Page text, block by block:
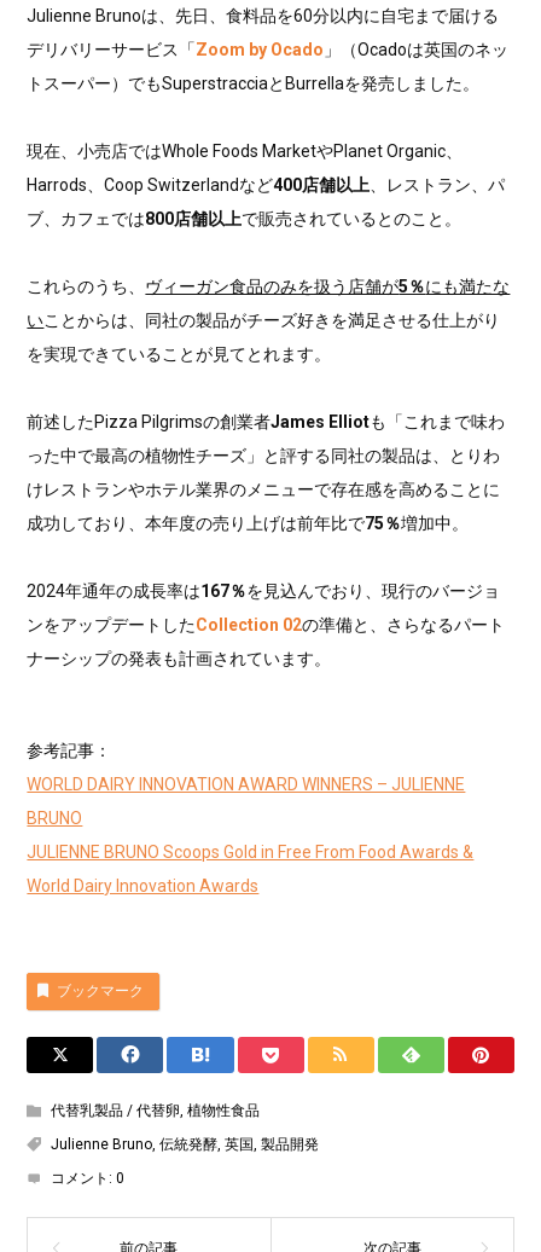
Julienne Brunoは、先日、食料品を60分以内に自宅まで届ける
デリバリーサービス「Zoom by Ocado 」（Ocadoは英国のネッ
トスーパー）でもSuperstracciaとBurrellaを発売しました。
現在、小売店ではWhole Foods MarketやPlanet Organic、
Harrods、Coop Switzerlandなど400店舗以上 、レストラン、パ
ブ、カフェでは800店舗以上で販売されているとのこと。
これらのうち、 ヴィーガン食品のみを扱う店舗が5％にも満たな
いことからは、同社の製品がチーズ好きを満足させる仕上がり
を実現できていることが見てとれます。
前述したPizza Pilgrimsの創業者James Elliotも「これまで味わ
った中で最高の植物性チーズ」と評する同社の製品は、とりわ
けレストランやホテル業界のメニューで存在感を高めることに
成功しており、本年度の売り上げは前年比で75％増加中。
2024年通年の成長率は167％を見込んでおり、現行のバージョ
ンをアップデートしたCollection 02の準備と、さらなるパート
ナーシップの発表も計画されています。
参考記事：
WORLD DAIRY INNOVATION AWARD WINNERS – JULIENNE
BRUNO
JULIENNE BRUNO Scoops Gold in Free From Food Awards &
World Dairy Innovation Awards
ブックマーク
代替乳製品 / 代替卵,植物性食品
Julienne Bruno,伝統発酵,英国,製品開発
コメント:0